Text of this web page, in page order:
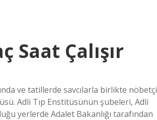
Saat Çalışır
ve tatillerde savcılarla birlikte nöbetçi
Adli Tıp Enstitüsünün şubeleri, Adli
yerlerde Adalet Bakanlığı tarafından